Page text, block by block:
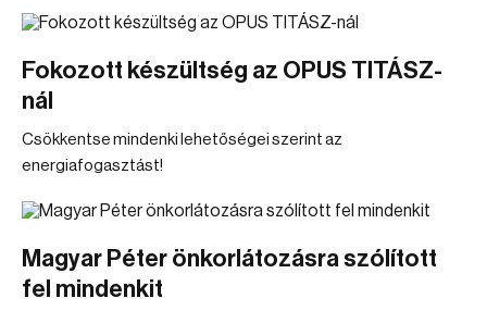
Fokozott készültség az OPUS TITÁSZ-
nál
Csökkentse mindenki lehetőségei szerint az
energiafogasztást!
Magyar Péter önkorlátozásra szólított
fel mindenkit